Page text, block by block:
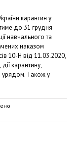
карантин у
до 31 грудня
навчального та
наказом
10-Н від 11.03.2020,
карантину,
урядом. Також у
карантину